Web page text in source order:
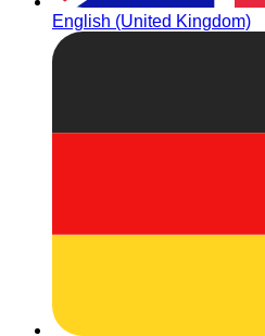
English (United Kingdom)